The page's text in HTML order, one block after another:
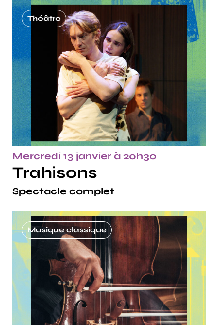
Théâtre
Mercredi 13 janvier à 20h30
Trahisons
Spectacle complet
Musique classique